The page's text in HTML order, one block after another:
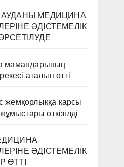
МЕДИЦИНА
ӘДІСТЕМЕЛІК
мамандарының
аталып өтті
жемқорлыққа қарсы
жұмыстары өткізілді
ӘДІСТЕМЕЛІК
ӨТТІ